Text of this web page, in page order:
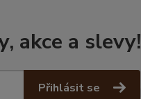
akce a slevy!
Přihlásit se